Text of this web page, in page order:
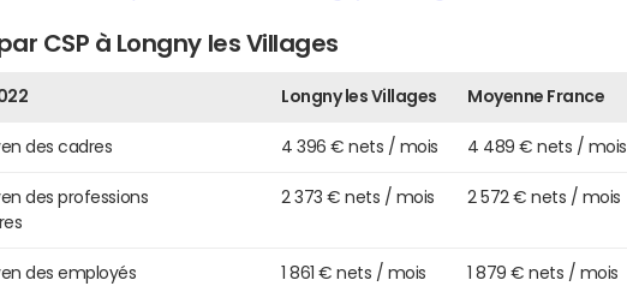
CSP à Longny les Villages
Longny les Villages Moyenne France
des cadres 4 396 € nets / mois 4 489 € nets / mois
des professions
2 373 € nets / mois 2 572 € nets / mois
des employés 1 861 € nets / mois 1 879 € nets / mois